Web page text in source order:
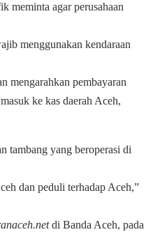
meminta agar perusahaan
menggunakan kendaraan
mengarahkan pembayaran
ke kas daerah Aceh,
tambang yang beroperasi di
dan peduli terhadap Aceh,”
di Banda Aceh, pada